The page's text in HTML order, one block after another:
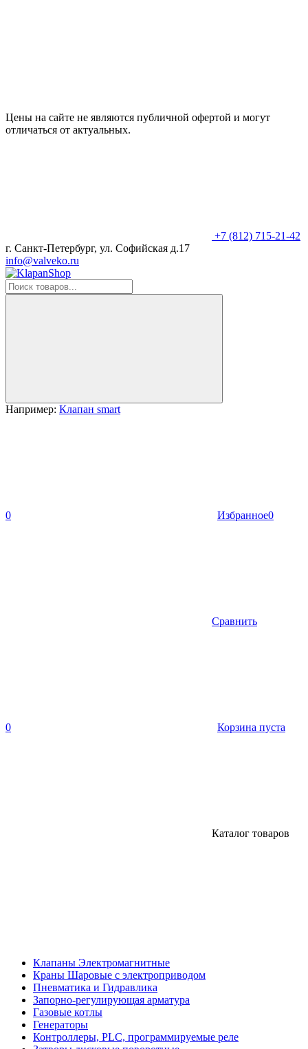
Цены на сайте не являются публичной офертой и могут
отличаться от актуальных.
+7 (812) 715-21-42
г. Санкт-Петербург, ул. Софийская д.17
info@valveko.ru
Например: Клапан smart
0 Избранное0
Сравнить
0 Корзина пуста
Каталог товаров
Клапаны Электромагнитные
Краны Шаровые с электроприводом
Пневматика и Гидравлика
Запорно-регулирующая арматура
Газовые котлы
Генераторы
Контроллеры, PLС, программируемые реле